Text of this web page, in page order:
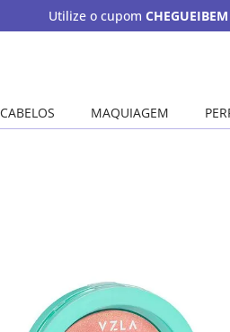
Utilize o cupom CHEGUEIBEM
CABELOS MAQUIAGEM